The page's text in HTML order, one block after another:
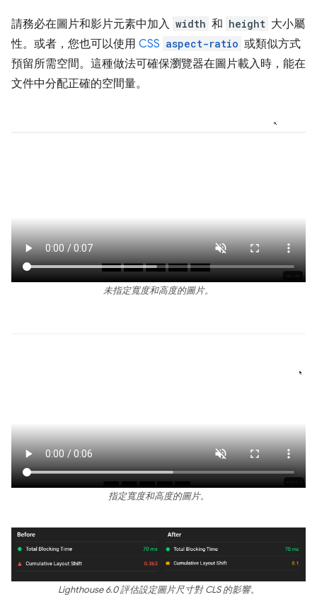
請務必在圖片和影片元素中加入 width 和 height 大小屬
性。或者，您也可以使用 CSS aspect-ratio 或類似方式
預留所需空間。這種做法可確保瀏覽器在圖片載入時，能在
文件中分配正確的空間量。
未指定寬度和高度的圖片。
指定寬度和高度的圖片。
Lighthouse 6.0 評估設定圖片尺寸對 CLS 的影響。